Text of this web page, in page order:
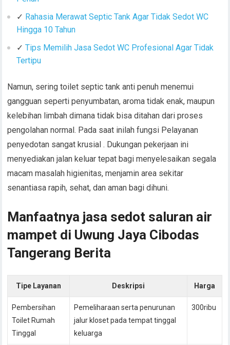
✓ Rahasia Merawat Septic Tank Agar Tidak Sedot WC
Hingga 10 Tahun
✓ Tips Memilih Jasa Sedot WC Profesional Agar Tidak
Tertipu
Namun, sering toilet septic tank anti penuh menemui
gangguan seperti penyumbatan, aroma tidak enak, maupun
kelebihan limbah dimana tidak bisa ditahan dari proses
pengolahan normal. Pada saat inilah fungsi Pelayanan
penyedotan sangat krusial . Dukungan pekerjaan ini
menyediakan jalan keluar tepat bagi menyelesaikan segala
macam masalah higienitas, menjamin area sekitar
senantiasa rapih, sehat, dan aman bagi dihuni.
Manfaatnya jasa sedot saluran air
mampet di Uwung Jaya Cibodas
Tangerang Berita
Tipe Layanan Deskripsi Harga
Pembersihan
Toilet Rumah
Tinggal
Pemeliharaan serta penurunan
jalur kloset pada tempat tinggal
keluarga
300ribu